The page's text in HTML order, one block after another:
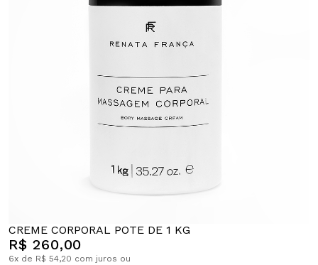
CREME CORPORAL POTE DE 1 KG
R$ 260,00
6x de R$ 54,20 com juros ou